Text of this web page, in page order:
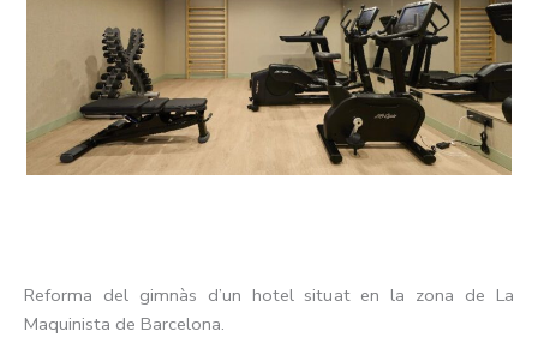
Reforma del gimnàs d’un hotel situat en la zona de La
Maquinista de Barcelona.